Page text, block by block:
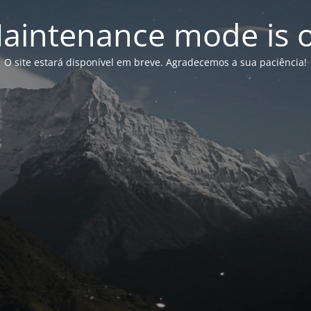
mode is
O site estará disponível em breve. Agradecemos a sua paciência!